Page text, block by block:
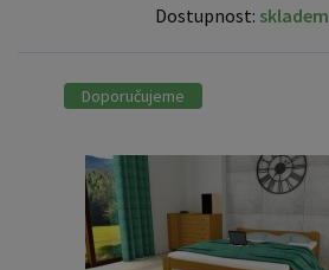
Dostupnost: skladem
Doporučujeme